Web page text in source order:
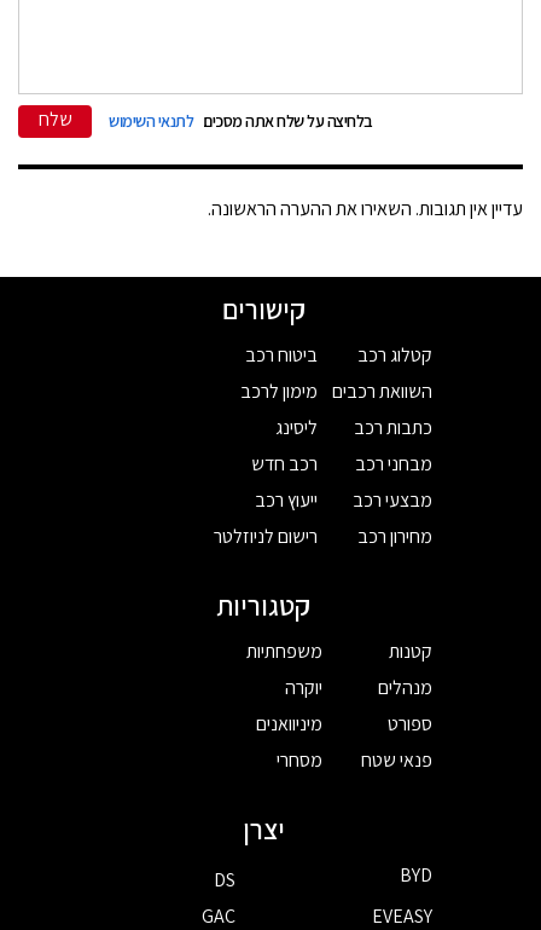
בלחיצה על שלח אתה מסכים לתנאי השימוש שלח
עדיין אין תגובות. השאירו את ההערה הראשונה.
קישורים
קטלוג רכב
השוואת רכבים
כתבות רכב
מבחני רכב
מבצעי רכב
מחירון רכב
ביטוח רכב
מימון לרכב
ליסינג
רכב חדש
ייעוץ רכב
רישום לניוזלטר
קטגוריות
קטנות
מנהלים
ספורט
פנאי שטח
משפחתיות
יוקרה
מיניוואנים
מסחרי
יצרן
BYD
DS
EVEASY
GAC